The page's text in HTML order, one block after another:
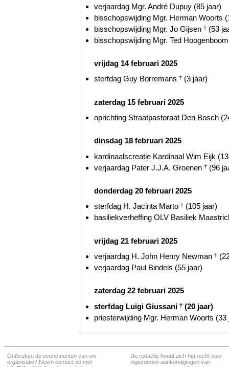
verjaardag Mgr. André Dupuy (85 jaar)
bisschopswijding Mgr. Herman Woorts
bisschopswijding Mgr. Jo Gijsen † (53
bisschopswijding Mgr. Ted
vrijdag 14 februari 2025
sterfdag Guy Borremans † (3 jaar)
zaterdag 15 februari 2025
oprichting Straatpastoraat Den Bosch
dinsdag 18 februari 2025
kardinaalscreatie Kardinaal Wim Eijk
verjaardag Pater J.J.A. Groenen † (96
donderdag 20 februari 2025
sterfdag H. Jacinta Marto † (105 jaar)
basiliekverheffing OLV Basiliek
vrijdag 21 februari 2025
verjaardag H. John Henry Newman †
verjaardag Paul Bindels (55 jaar)
zaterdag 22 februari 2025
sterfdag Luigi Giussani † (20 jaar)
priesterwijding Mgr. Herman Woorts (33
Ontbreken de evenementen van uw
organisatie? Neem contact op met
De redactie houdt zich het recht voor
ingezonden aankondigingen van